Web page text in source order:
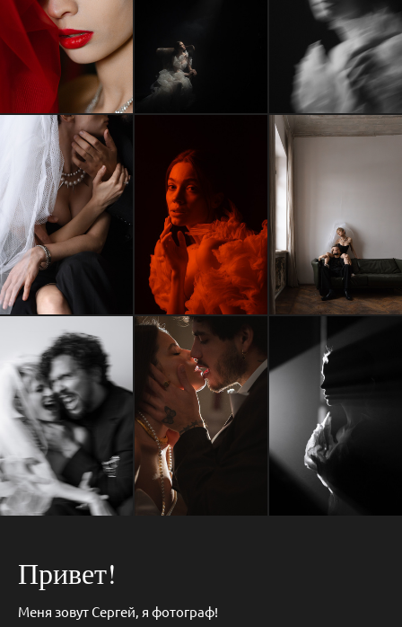
Привет!
Меня зовут Сергей, я фотограф!